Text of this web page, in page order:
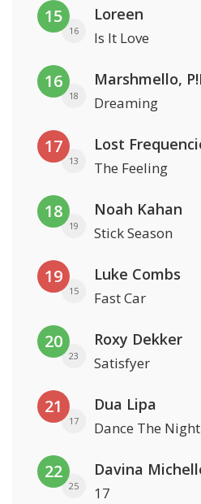
15
16
Loreen
Is It Love
16
18
Marshmello,
Dreaming
17
13
Lost
The Feeling
18
19
Noah Kahan
Stick Season
19
15
Luke Combs
Fast Car
20
23
Roxy Dekker
Satisfyer
21
17
Dua Lipa
Dance The Night
22
25
Davina
17